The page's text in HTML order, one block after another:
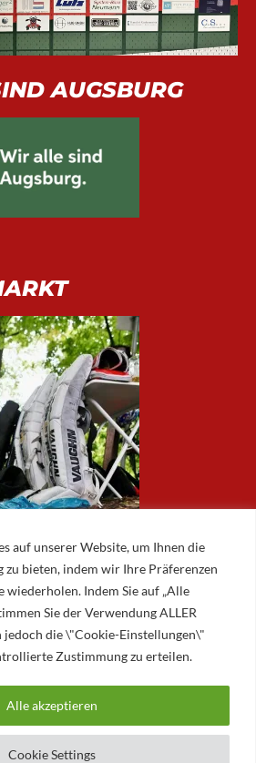
auf unserer Website, um Ihnen die
zu bieten, indem wir Ihre Präferenzen
wiederholen. Indem Sie auf „Alle
Sie der Verwendung ALLER
jedoch die \"Cookie-Einstellungen\"
Zustimmung zu erteilen.
Cookie Settings
Alle akzeptieren
AUGSBURG
E.V.